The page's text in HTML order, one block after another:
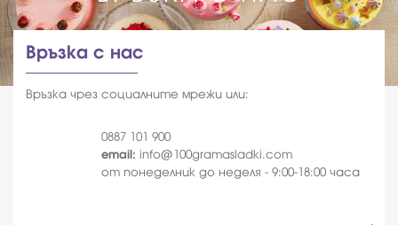
Връзка с нас
Връзка чрез социалните мрежи или:
0887 101 900
email: info@100gramasladki.com
от понеделник до неделя - 9:00-18:00 часа